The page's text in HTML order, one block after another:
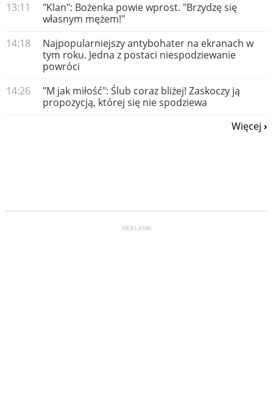
13:11
"Klan": Bożenka powie wprost. "Brzydzę się
własnym mężem!"
14:18
Najpopularniejszy antybohater na ekranach w
tym roku. Jedna z postaci niespodziewanie
powróci
14:26
"M jak miłość": Ślub coraz bliżej! Zaskoczy ją
propozycją, której się nie spodziewa
Więcej
REKLAMA